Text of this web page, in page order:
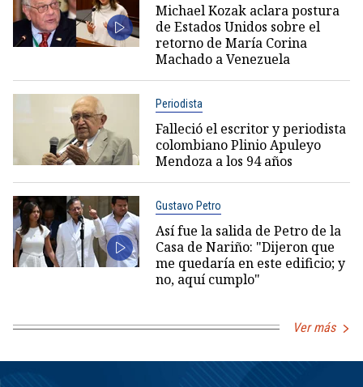
Michael Kozak aclara postura
de Estados Unidos sobre el
retorno de María Corina
Machado a Venezuela
Periodista
Falleció el escritor y periodista
colombiano Plinio Apuleyo
Mendoza a los 94 años
Gustavo Petro
Así fue la salida de Petro de la
Casa de Nariño: "Dijeron que
me quedaría en este edificio; y
no, aquí cumplo"
Ver más